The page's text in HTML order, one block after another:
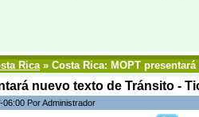
Rica» Costa Rica: MOPT
nuevo texto de Tránsito -
Por Administrador